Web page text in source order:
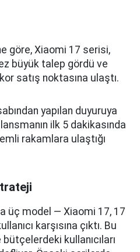
göre, Xiaomi 17 serisi,
büyük talep gördü ve
satış noktasına ulaştı.
yapılan duyuruya
ilk 5 dakikasında
rakamlara ulaştığı
üç model — Xiaomi 17, 17
karşısına çıktı. Bu
kullanıcıları